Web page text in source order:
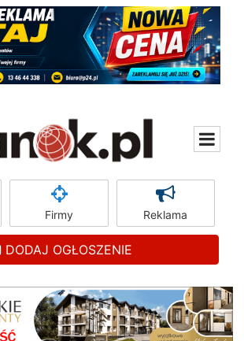
Firmy Reklama
DODAJ OGŁOSZENIE